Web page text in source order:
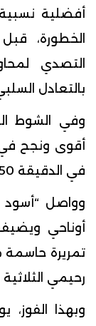
أفضلية
الخطورة،
التصدي
بالتعادل
وفي الشوط
أقوى ونجح في
في الدقيقة 50 بعد تسديدة محكمة.
وواصل
تمريرة حاسمة
رحيمي الثلاثية
وبهذا